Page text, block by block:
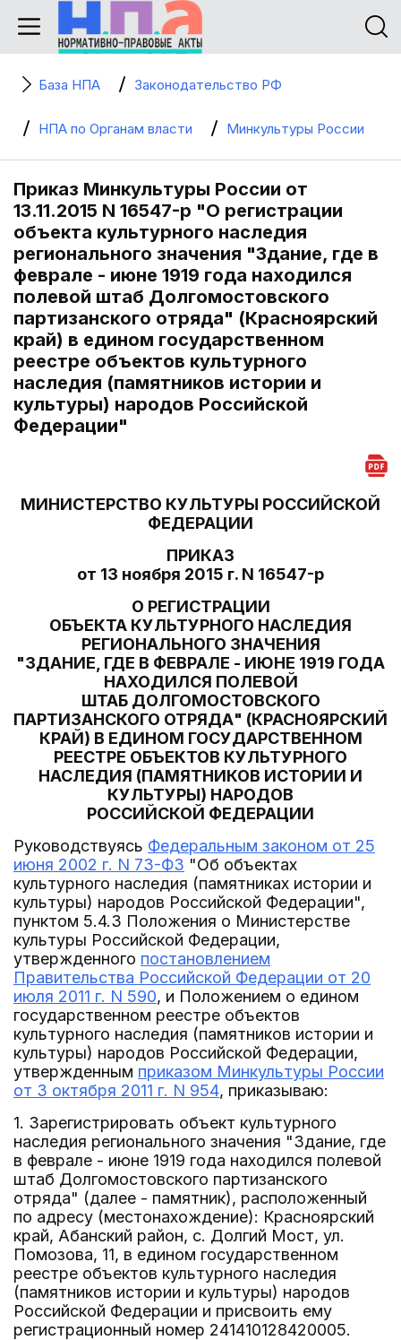
База НПА Законодательство РФ
НПА по Органам власти Минкультуры России
Приказ Минкультуры России от
13.11.2015 N 16547-р "О регистрации
объекта культурного наследия
регионального значения "Здание, где в
феврале - июне 1919 года находился
полевой штаб Долгомостовского
партизанского отряда" (Красноярский
край) в едином государственном
реестре объектов культурного
наследия (памятников истории и
культуры) народов Российской
Федерации"
МИНИСТЕРСТВО КУЛЬТУРЫ РОССИЙСКОЙ
ФЕДЕРАЦИИ
ПРИКАЗ
от 13 ноября 2015 г. N 16547-р
О РЕГИСТРАЦИИ
ОБЪЕКТА КУЛЬТУРНОГО НАСЛЕДИЯ
РЕГИОНАЛЬНОГО ЗНАЧЕНИЯ
"ЗДАНИЕ, ГДЕ В ФЕВРАЛЕ - ИЮНЕ 1919 ГОДА
НАХОДИЛСЯ ПОЛЕВОЙ
ШТАБ ДОЛГОМОСТОВСКОГО
ПАРТИЗАНСКОГО ОТРЯДА" (КРАСНОЯРСКИЙ
КРАЙ) В ЕДИНОМ ГОСУДАРСТВЕННОМ
РЕЕСТРЕ ОБЪЕКТОВ КУЛЬТУРНОГО
НАСЛЕДИЯ (ПАМЯТНИКОВ ИСТОРИИ И
КУЛЬТУРЫ) НАРОДОВ
РОССИЙСКОЙ ФЕДЕРАЦИИ
Руководствуясь Федеральным законом от 25
июня 2002 г. N 73-ФЗ "Об объектах
культурного наследия (памятниках истории и
культуры) народов Российской Федерации",
пунктом 5.4.3 Положения о Министерстве
культуры Российской Федерации,
утвержденного постановлением
Правительства Российской Федерации от 20
июля 2011 г. N 590, и Положением о едином
государственном реестре объектов
культурного наследия (памятников истории и
культуры) народов Российской Федерации,
утвержденным приказом Минкультуры России
от 3 октября 2011 г. N 954, приказываю:
1. Зарегистрировать объект культурного
наследия регионального значения "Здание, где
в феврале - июне 1919 года находился полевой
штаб Долгомостовского партизанского
отряда" (далее - памятник), расположенный
по адресу (местонахождение): Красноярский
край, Абанский район, с. Долгий Мост, ул.
Помозова, 11, в едином государственном
реестре объектов культурного наследия
(памятников истории и культуры) народов
Российской Федерации и присвоить ему
регистрационный номер 241410128420005.